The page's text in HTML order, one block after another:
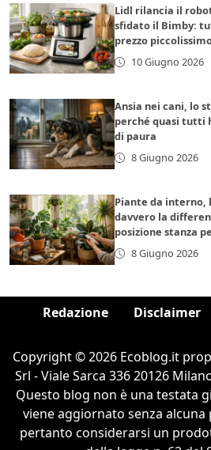
Lidl rilancia il
sfidato il Bimby:
prezzo
10 Giugno 2026
Ansia nei cani, lo
perché quasi tutti
di paura
8 Giugno 2026
Piante da interno,
davvero la
posizione stanza
8 Giugno 2026
Redazione Disclaimer
Copyright © 2026 Ecoblog.it
Srl - Viale Sarca 336 20126
Questo blog non è una testata
viene aggiornato senza
pertanto considerarsi un